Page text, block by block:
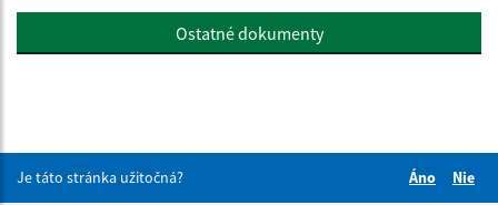
Ostatné dokumenty
Je táto stránka užitočná?
Áno
Nie